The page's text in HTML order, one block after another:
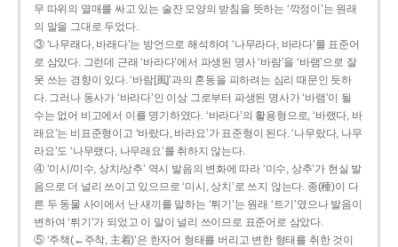
무 따위의 열매를 싸고 있는 술잔 모양의 받침을 뜻하는 ‘깍정이’는 원래
의 말을 그대로 두었다.
③ ‘나무래다, 바래다’는 방언으로 해석하여 ‘나무라다, 바라다’를 표준어
로 삼았다. 그런데 근래 ‘바라다’에서 파생된 명사 ‘바람’을 ‘바램’으로 잘
못 쓰는 경향이 있다. ‘바람[風]’과의 혼동을 피하려는 심리 때문인 듯하
다. 그러나 동사가 ‘바라다’인 이상 그로부터 파생된 명사가 ‘바램’이 될
수는 없어 비고에서 이를 명기하였다. ‘바라다’의 활용형으로, ‘바랬다, 바
래요’는 비표준형이고 ‘바랐다, 바라요’가 표준형이 된다. ‘나무랐다, 나무
라요’도 ‘나무랬다, 나무래요’를 취하지 않는다.
④ ‘미시/미수, 상치/상추’ 역시 발음의 변화에 따라 ‘미수, 상추’가 현실 발
음으로 더 널리 쓰이고 있으므로 ‘미시, 상치’로 쓰지 않는다. 종(種)이 다
른 두 동물 사이에서 난 새끼를 말하는 ‘튀기’는 원래 ‘트기’였으나 발음이
변하여 ‘튀기’가 되었고 이 말이 널리 쓰이므로 표준어로 삼았다.
⑤ ‘주책(←주착, 主着)’은 한자어 형태를 버리고 변한 형태를 취한 것이